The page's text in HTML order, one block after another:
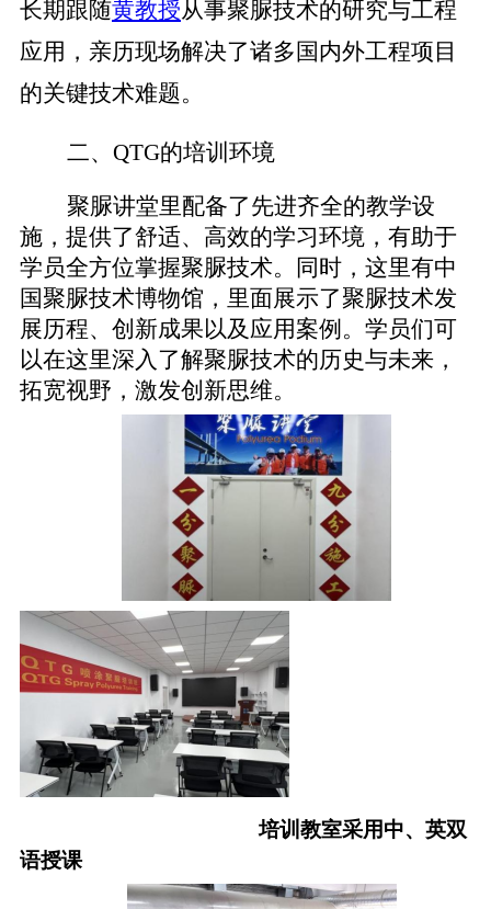
长期跟随黄教授从事聚脲技术的研究与工程
应用，亲历现场解决了诸多国内外工程项目
的关键技术难题。
二、 QTG的培训环境
聚脲讲堂里配备了先进齐全的教学设
施 ，提供了舒适、高效的学习环境 ，有助于
学员全方位掌握聚脲技术。同时， 这里有中
国 聚脲技术博物馆， 里面展示了聚脲技术发
展历程、创新成果以及应用案例。学员们可
以在这里深入了解聚脲技术的历史与未来，
拓宽视野，激发创新思维。
培训教室采用中、英双
语授课